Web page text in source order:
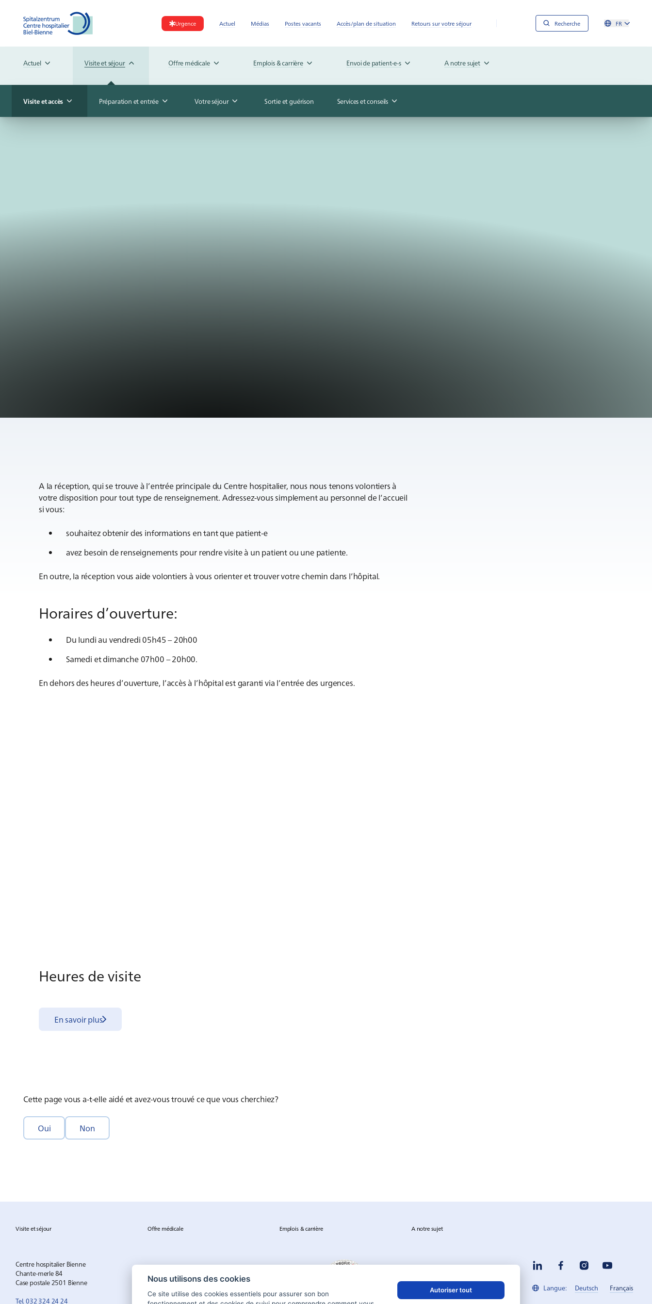
Urgence Actuel Médias Postes vacants Accès/plan de situation Retours sur votre séjour Recherche FR
Actuel Visite et séjour
Visite et accès Préparation et entrée Votre séjour Sortie et guérison Services et conseils
Offre médicale Emplois & carrière Envoi de patient-e-s A notre sujet
A la réception, qui se trouve à l’entrée principale du Centre hospitalier, nous nous tenons volontiers à
votre disposition pour tout type de renseignement. Adressez-vous simplement au personnel de l’accueil
si vous:
souhaitez obtenir des informations en tant que patient-e
avez besoin de renseignements pour rendre visite à un patient ou une patiente.
En outre, la réception vous aide volontiers à vous orienter et trouver votre chemin dans l’hôpital.
Horaires d’ouverture:
Du lundi au vendredi 05h45 – 20h00
Samedi et dimanche 07h00 – 20h00.
En dehors des heures d’ouverture, l’accès à l’hôpital est garanti via l’entrée des urgences.
Heures de vi­site
En savoir plus
Cette page vous a-t-elle aidé et avez-vous trouvé ce que vous cherchiez?
Oui Non
Visite et séjour Offre médicale Emplois & carrière A notre sujet
Centre hospitalier Bienne
Chante-merle 84
Case postale 2501 Bienne
Tel. 032 324 24 24
Langue: Deutsch Français
Nous utilisons des cookies
Ce site utilise des cookies essentiels pour assurer son bon
Autoriser tout